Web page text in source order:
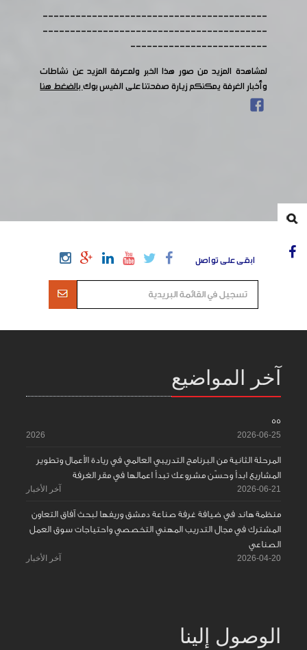
-----------------------------------------
-----------------------------------------
-------------------------
لمشاهدة المزيد من صور هذا الخبر ولمعرفة المزيد عن نشاطات
وأخبار الغرفة يمكنكم زيارة صفحتنا على الفيس بوكبالضغط هنا
ابقى على تواصل
آخر المواضيع
55
2026-06-25
2026
المرحلة الثانية من البرنامج التدريبي العالمي في ريادة الأعمال وتطوير
المشاريع ابدأ وحسّن مشروعك تبدأ اعمالها في مقر الغرفة
2026-06-21 آخر الأخبار
منظمة هاند في ضيافة غرفة صناعة دمشق وريفها لبحث آفاق التعاون
المشترك في مجال التدريب المهني التخصصي واحتياجات سوق العمل
الصناعي
2026-04-20 آخر الأخبار
الوصول إلينا